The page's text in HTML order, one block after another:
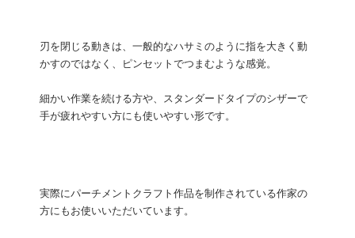
刃を閉じる動きは、一般的なハサミのように指を大きく動
かすのではなく、ピンセットでつまむような感覚。
細かい作業を続ける方や、スタンダードタイプのシザーで
手が疲れやすい方にも使いやすい形です。
実際にパーチメントクラフト作品を制作されている作家の
方にもお使いいただいています。